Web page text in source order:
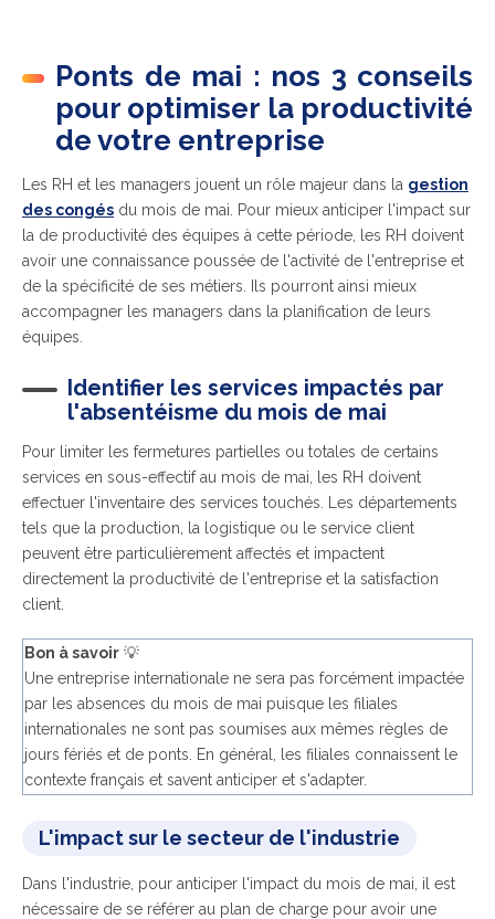
Ponts de mai : nos 3 conseils
pour optimiser la productivité
de votre entreprise
Les RH et les managers jouent un rôle majeur dans la gestion
des congés du mois de mai. Pour mieux anticiper l'impact sur
la de productivité des équipes à cette période, les RH doivent
avoir une connaissance poussée de l'activité de l'entreprise et
de la spécificité de ses métiers. Ils pourront ainsi mieux
accompagner les managers dans la planification de leurs
équipes.
Identifier les services impactés par
l'absentéisme du mois de mai
Pour limiter les fermetures partielles ou totales de certains
services en sous-effectif au mois de mai, les RH doivent
effectuer l'inventaire des services touchés.
Les départements
tels que la production, la logistique ou le service client
peuvent être particulièrement affectés et impactent
directement la productivité de l'entreprise et la satisfaction
client.
Bon à savoir 💡
Une entreprise internationale ne sera pas forcément impactée
par les absences du mois de mai puisque les filiales
internationales ne sont pas soumises aux mêmes règles de
jours fériés et de ponts. En général, les filiales connaissent le
contexte français et savent anticiper et s'adapter.
L'impact sur le secteur de l'industrie
Dans l'industrie, pour anticiper l'impact du mois de mai, il est
nécessaire de se référer au plan de charge pour avoir une